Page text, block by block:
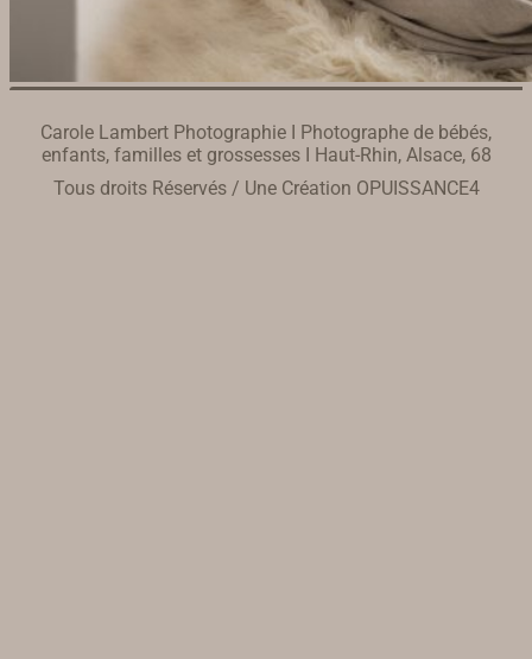
Carole Lambert Photographie I Photographe de bébés,
enfants, familles et grossesses I Haut-Rhin, Alsace, 68
Tous droits Réservés / Une Création OPUISSANCE4